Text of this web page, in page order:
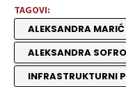
TAGOVI:
ALEKSANDRA MARIĆ
ALEKSANDRA
INFRASTRUKTURNI